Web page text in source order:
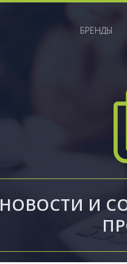
БРЕНДЫ
НОВОСТИ И